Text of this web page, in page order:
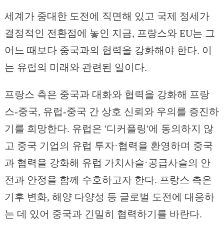
세계가 중대한 도전에 직면해 있고 국제 정세가
결정적인 전환점에 놓인 지금, 프랑스와 EU는 그
어느 때보다 중국과의 협력을 강화해야 한다. 이
는 유럽의 미래와 관련된 일이다.
프랑스 측은 중국과 대화와 협력을 강화해 프랑
스-중국, 유럽-중국 간 상호 신뢰와 우의를 증진하
기를 희망한다. 유럽은 '디커플링'에 동의하지 않
고 중국 기업의 유럽 투자·협력을 환영하며 중국
과 협력을 강화해 유럽 가치사슬·공급사슬의 안
전과 안정을 함께 수호하고자 한다. 프랑스 측은
기후 변화, 해양 다양성 등 글로벌 도전에 대응하
는 데 있어 중국과 긴밀히 협력하기를 바란다.